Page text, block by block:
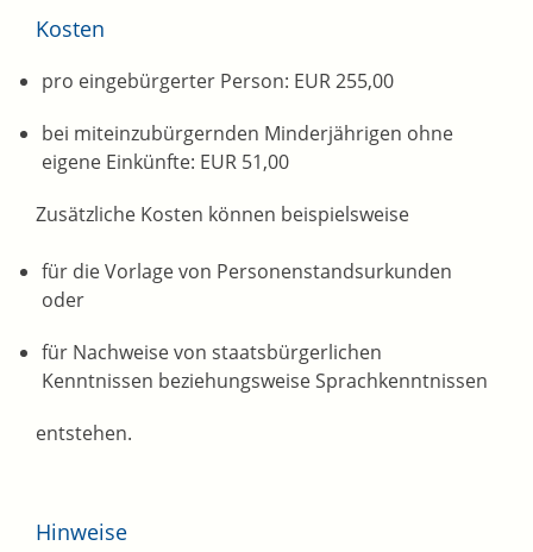
Kosten
pro eingebürgerter Person: EUR 255,00
bei miteinzubürgernden Minderjährigen ohne
eigene Einkünfte: EUR 51,00
Zusätzliche Kosten können beispielsweise
für die Vorlage von Personenstandsurkunden
oder
für Nachweise von staatsbürgerlichen
Kenntnissen beziehungsweise Sprachkenntnissen
entstehen.
Hinweise